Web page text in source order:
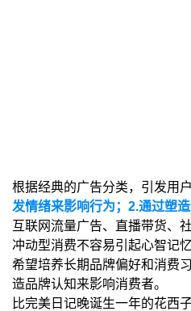
根据经典的广告分类，引发用
发情绪来影响行为；2.通过塑
互联网流量广告、直播带货、
冲动型消费不容易引起心智记
希望培养长期品牌偏好和消费
造品牌认知来影响消费者。
比完美日记晚诞生一年的花西